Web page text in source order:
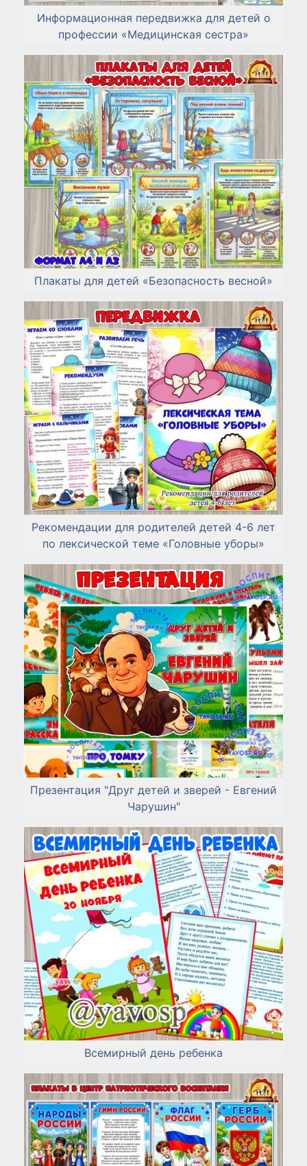
Информационная передвижка для детей о
профессии «Медицинская сестра»
Плакаты для детей «Безопасность весной»
Рекомендации для родителей детей 4-6 лет
по лексической теме «Головные уборы»
Презентация "Друг детей и зверей - Евгений
Чарушин"
Всемирный день ребенка